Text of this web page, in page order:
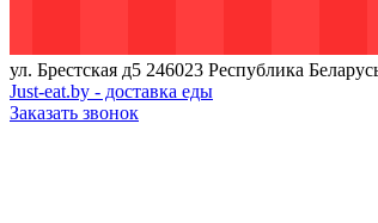
ул. Брестская д5 246023 Республика
Just-eat.by - доставка еды
Заказать звонок